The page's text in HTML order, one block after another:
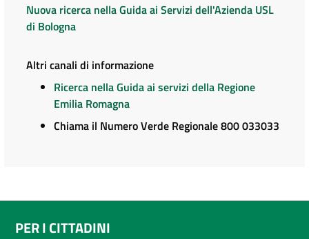
Nuova ricerca nella Guida ai Servizi dell'Azienda USL
di Bologna
Altri canali di informazione
Ricerca nella Guida ai servizi della Regione
Emilia Romagna
Chiama il Numero Verde Regionale 800 033033
PER I CITTADINI